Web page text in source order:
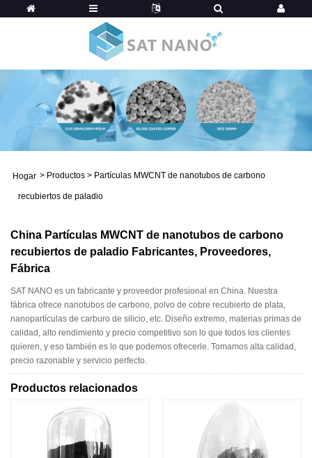
Hogar > Productos > Partículas MWCNT de nanotubos de carbono
recubiertos de paladio
China Partículas MWCNT de nanotubos de carbono
recubiertos de paladio Fabricantes, Proveedores,
Fábrica
SAT NANO es un fabricante y proveedor profesional en China. Nuestra
fábrica ofrece nanotubos de carbono, polvo de cobre recubierto de plata,
nanopartículas de carburo de silicio, etc. Diseño extremo, materias primas de
calidad, alto rendimiento y precio competitivo son lo que todos los clientes
quieren, y eso también es lo que podemos ofrecerle. Tomamos alta calidad,
precio razonable y servicio perfecto.
Productos relacionados